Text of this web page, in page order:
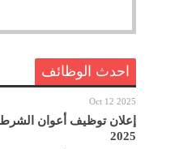
احدث الوظائف
Oct 12 2025
إعلان توظيف أعوان
2025